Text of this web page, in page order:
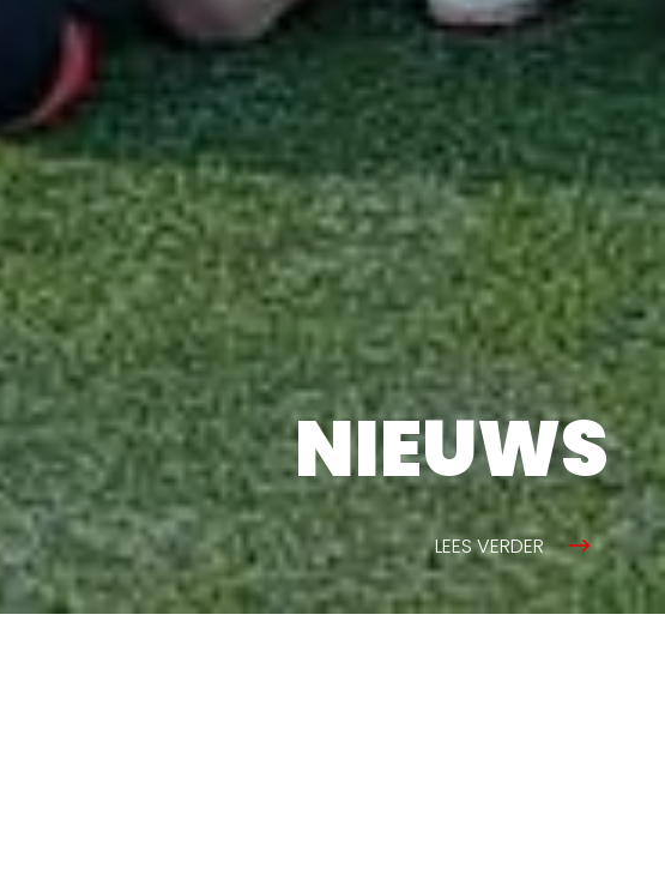
NIEUWS
LEES VERDER